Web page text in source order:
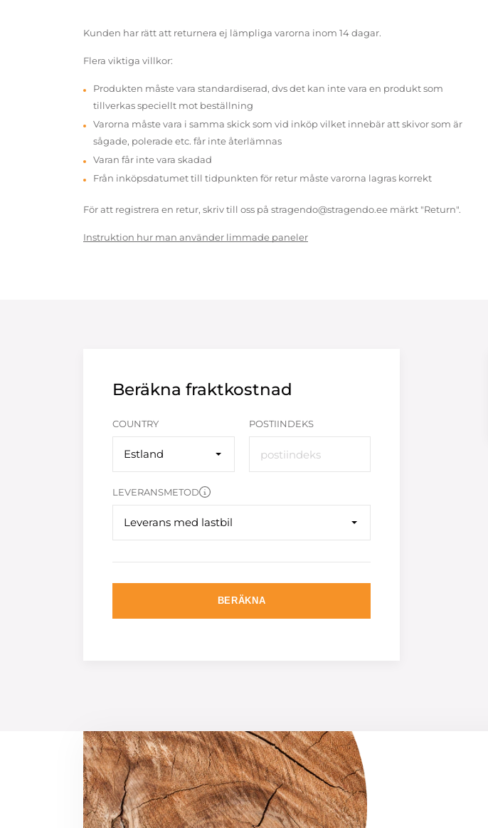
Kunden har rätt att returnera ej lämpliga varorna inom 14 dagar.
Flera viktiga villkor:
Produkten måste vara standardiserad, dvs det kan inte vara en produkt som
tillverkas speciellt mot beställning
Varorna måste vara i samma skick som vid inköp vilket innebär att skivor som är
sågade, polerade etc. får inte återlämnas
Varan får inte vara skadad
Från inköpsdatumet till tidpunkten för retur måste varorna lagras korrekt
För att registrera en retur, skriv till oss på stragendo@stragendo.ee märkt "Return".
Instruktion hur man använder limmade paneler
Beräkna fraktkostnad
COUNTRY
Estland
POSTIINDEKS
LEVERANSMETOD
Leverans med lastbil
BERÄKNA